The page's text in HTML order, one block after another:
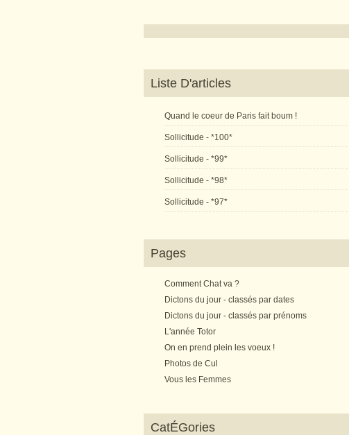
Liste D'articles
Quand le coeur de Paris fait boum !
Sollicitude - *100*
Sollicitude - *99*
Sollicitude - *98*
Sollicitude - *97*
Pages
Comment Chat va ?
Dictons du jour - classés par dates
Dictons du jour - classés par prénoms
L'année Totor
On en prend plein les voeux !
Photos de Cul
Vous les Femmes
CatÉGories